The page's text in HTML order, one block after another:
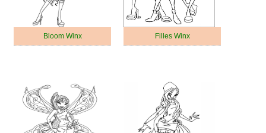
Bloom Winx Filles Winx